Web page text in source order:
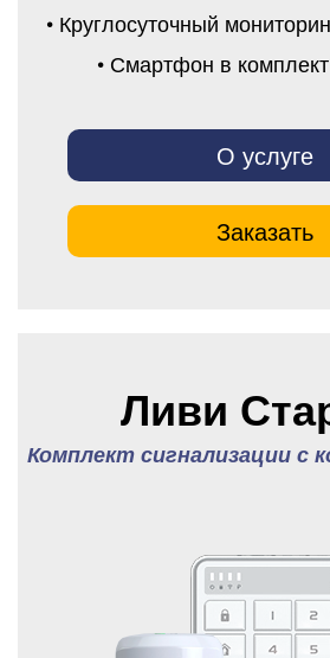
• Круглосуточный
• Смартфон в
О услуге
Заказать
Ливи
Комплект сигнализации с